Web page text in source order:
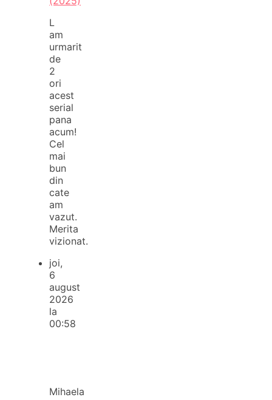
L
am
urmarit
de
2
ori
acest
serial
pana
acum!
Cel
mai
bun
din
cate
am
vazut.
Merita
vizionat.
joi,
6
august
2026
la
00:58
Mihaela